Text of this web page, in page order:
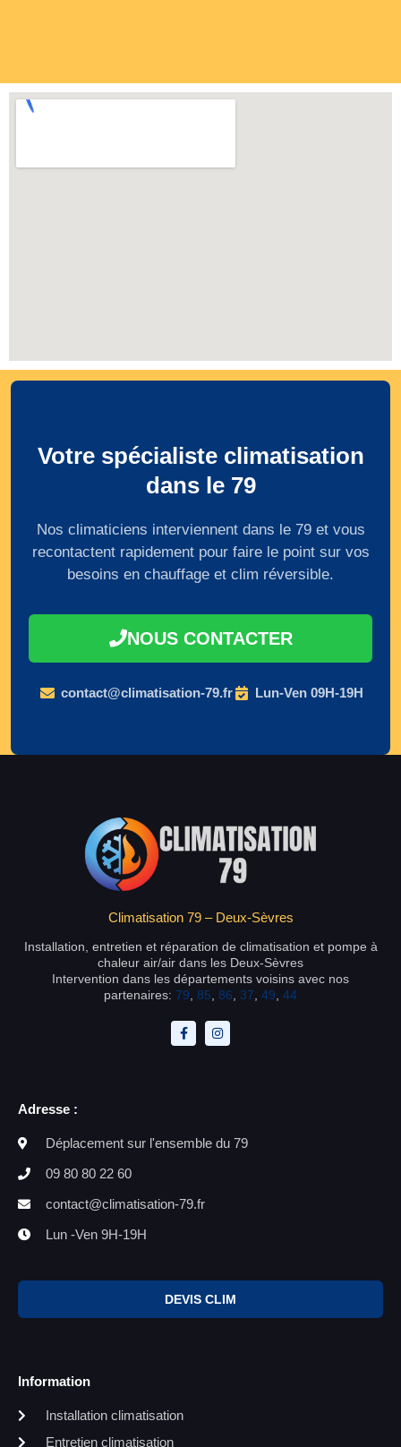
Votre spécialiste climatisation
dans le 79
Nos climaticiens interviennent dans le 79 et vous
recontactent rapidement pour faire le point sur vos
besoins en chauffage et clim réversible.
NOUS CONTACTER
contact@climatisation-79.fr Lun-Ven 09H-19H
Climatisation 79 – Deux-Sèvres
Installation, entretien et réparation de climatisation et pompe à
chaleur air/air dans les Deux-Sèvres
Intervention dans les départements voisins avec nos
partenaires: 79 85 86 37 49 44
Adresse :
Déplacement sur l'ensemble du 79
09 80 80 22 60
contact@climatisation-79.fr
Lun -Ven 9H-19H
DEVIS CLIM
Information
Installation climatisation
Entretien climatisation